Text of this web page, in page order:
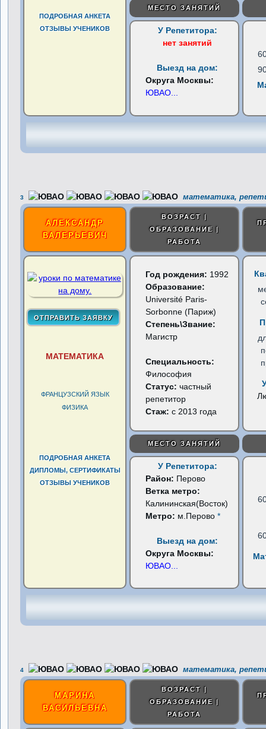
ПОДРОБНАЯ АНКЕТА
ОТЗЫВЫ УЧЕНИКОВ
МЕСТО ЗАНЯТИЙ
У Репетитора:
нет занятий
Выезд на дом:
Округа Москвы:
ЮВАО
3 математика,
АЛЕКСАНДР
ВАЛЕРЬЕВИЧ
ВОЗРАСТ |
ОБРАЗОВАНИЕ |
РАБОТА
МАТЕМАТИКА
ФРАНЦУЗСКИЙ ЯЗЫК
ФИЗИКА
ПОДРОБНАЯ АНКЕТА
ДИПЛОМЫ, СЕРТИФИКАТЫ
ОТЗЫВЫ УЧЕНИКОВ
Год рождения: 1992
Образование:
Université Paris-
Sorbonne (Париж)
Степень\Звание:
Магистр
Специальность:
Философия
Статус:частный
репетитор
Стаж: с 2013 года
МЕСТО ЗАНЯТИЙ
У Репетитора:
Район: Перово
Ветка метро:
Калининская(Восток)
Метро: м.Перово*
Выезд на дом:
Округа Москвы:
ЮВАО
4 математика,
МАРИНА
ВАСИЛЬЕВНА
ВОЗРАСТ |
ОБРАЗОВАНИЕ |
РАБОТА